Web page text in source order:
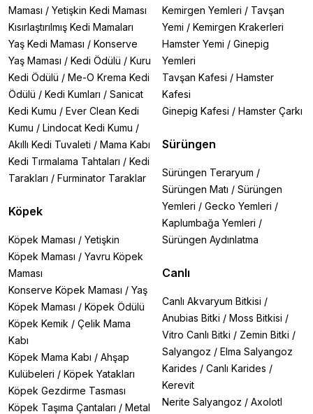
Maması / Yetişkin Kedi Maması
Kısırlaştırılmış Kedi Mamaları
Yaş Kedi Maması / Konserve
Yaş Maması / Kedi Ödülü / Kuru
Kedi Ödülü / Me-O Krema Kedi
Ödülü / Kedi Kumları / Sanicat
Kedi Kumu / Ever Clean Kedi
Kumu / Lindocat Kedi Kumu /
Akıllı Kedi Tuvaleti / Mama Kabı
Kedi Tırmalama Tahtaları / Kedi
Tarakları / Furminator Taraklar
Köpek
Köpek Maması / Yetişkin
Köpek Maması / Yavru Köpek
Maması
Konserve Köpek Maması / Yaş
Köpek Maması / Köpek Ödülü
Köpek Kemik / Çelik Mama
Kabı
Köpek Mama Kabı / Ahşap
Kulübeleri / Köpek Yatakları
Köpek Gezdirme Tasması
Köpek Taşıma Çantaları / Metal
Kemirgen Yemleri / Tavşan
Yemi / Kemirgen Krakerleri
Hamster Yemi / Ginepig
Yemleri
Tavşan Kafesi / Hamster
Kafesi
Ginepig Kafesi / Hamster Çarkı
Sürüngen
Sürüngen Teraryum /
Sürüngen Matı / Sürüngen
Yemleri / Gecko Yemleri /
Kaplumbağa Yemleri /
Sürüngen Aydınlatma
Canlı
Canlı Akvaryum Bitkisi /
Anubias Bitki / Moss Bitkisi /
Vitro Canlı Bitki / Zemin Bitki /
Salyangoz / Elma Salyangoz
Karides / Canlı Karides /
Kerevit
Nerite Salyangoz / Axolotl